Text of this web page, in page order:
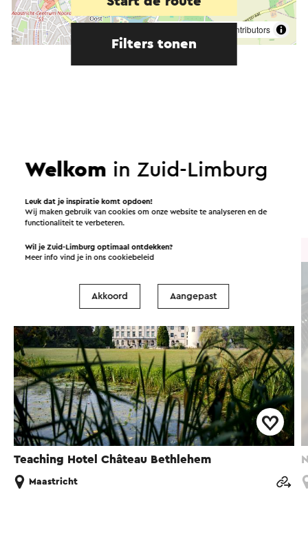
contributors
Filters tonen
Eten en drinken Attracties
Bezienswaardigheden
Teaching Hotel Château Bethlehem
Brasserie / Restaurant
Maastricht
Welkom in Zuid-Limburg
Leuk dat je inspiratie komt opdoen!
Wij maken gebruik van cookies om onze website te analyseren en de
functionaliteit te verbeteren.
Wil je Zuid-Limburg optimaal ontdekken?
Meer info vind je in onscookiebeleid
Akkoord Aangepast